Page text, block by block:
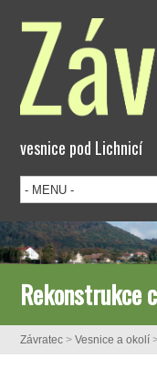
vesnice pod Lichnicí
Rekonstrukce
Závratec >Vesnice a okolí